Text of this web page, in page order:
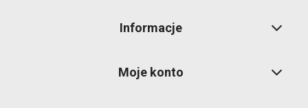
Informacje
Moje konto